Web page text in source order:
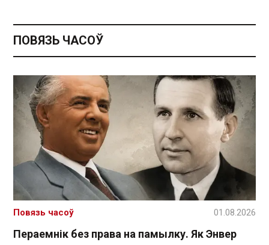
ПОВЯЗЬ ЧАСОЎ
Пераемнік без права на памылку. Як Энвер
Повязь часоў 01.08.2026